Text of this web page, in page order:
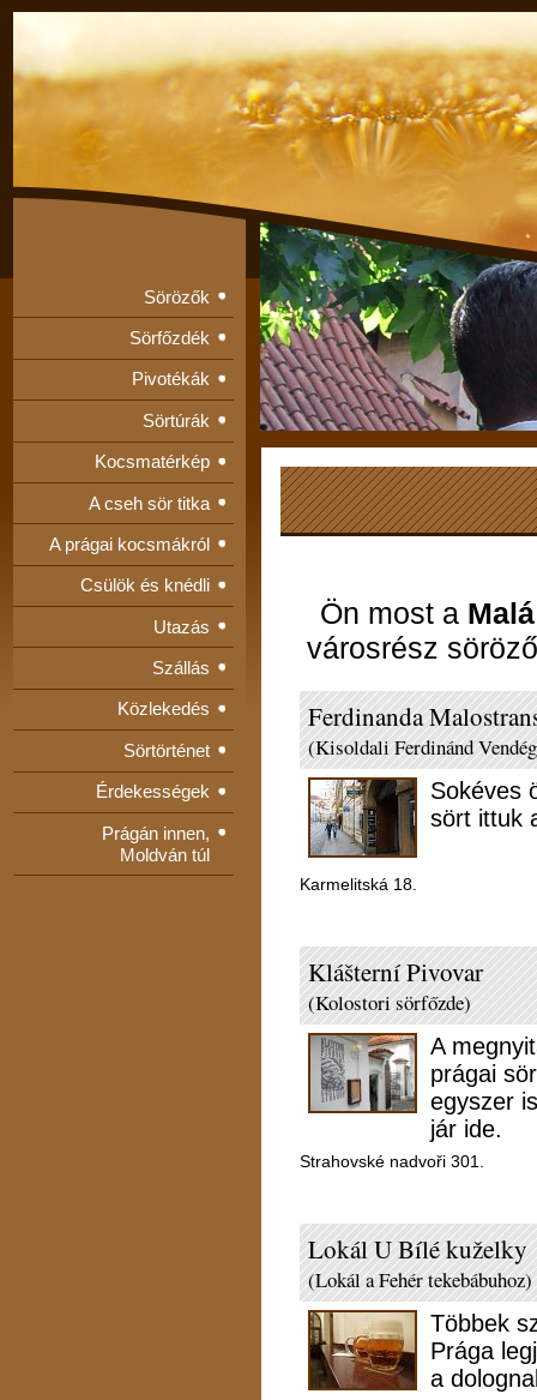
Sörözők
Sörfőzdék
Pivotékák
Sörtúrák
Kocsmatérkép
A cseh sör titka
A prágai kocsmákról
Csülök és knédli
Utazás
Szállás
Közlekedés
Sörtörténet
Érdekességek
Prágán innen,
Moldván túl
Ön most a
városrész
Ferdinanda
(Kisoldali Ferdinánd
Sokéves
sört ittuk
Karmelitská 18.
Klášterní Pivovar
(Kolostori sörfőzde)
A
prágai
egyszer
jár ide.
Strahovské nadvoři 301.
Lokál U Bílé kuželky
(Lokál a Fehér tekebábuhoz)
Többek
Prága
a